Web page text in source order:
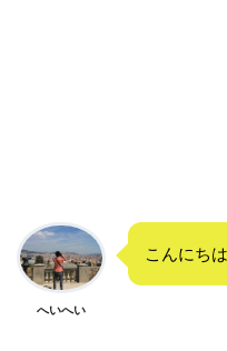
へいへい
こんにち